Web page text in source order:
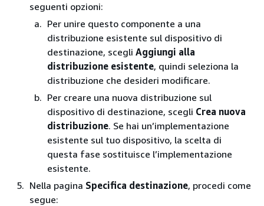
seguenti opzioni:
Per unire questo componente a una
distribuzione esistente sul dispositivo di
destinazione, scegli Aggiungi alla
distribuzione esistente, quindi seleziona la
distribuzione che desideri modificare.
Per creare una nuova distribuzione sul
dispositivo di destinazione, scegli Crea nuova
distribuzione. Se hai un’implementazione
esistente sul tuo dispositivo, la scelta di
questa fase sostituisce l’implementazione
esistente.
Nella pagina Specifica destinazione, procedi come
segue: